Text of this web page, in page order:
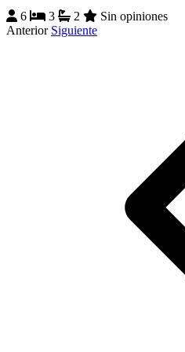
6 3 2
Sin opiniones
Anterior Siguiente